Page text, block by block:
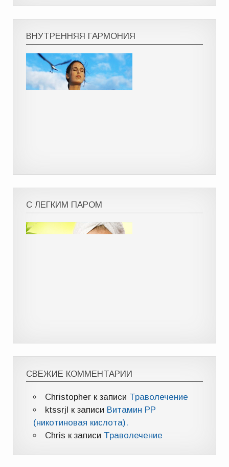
ВНУТРЕННЯЯ ГАРМОНИЯ
С ЛЕГКИМ ПАРОМ
СВЕЖИЕ КОММЕНТАРИИ
Christopherк записи Траволечение
ktssrjl к записи Витамин РР
(никотиновая кислота).
Chris к записи Траволечение